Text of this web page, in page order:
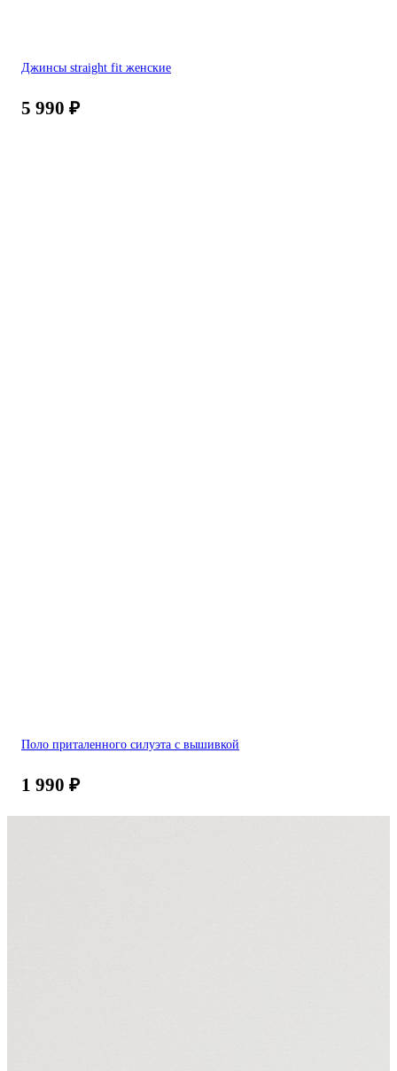
Джинсы straight fit женские
5 990 ₽
Поло приталенного силуэта с вышивкой
1 990 ₽